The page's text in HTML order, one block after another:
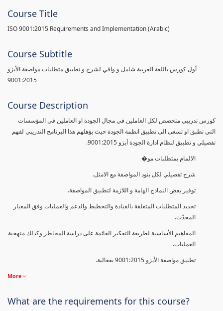
Course Title
ISO 9001:2015 Requirements and Implementation (Arabic)
Course Subtitle
أول كورس باللغة العربية شامل و وافي لشرح و تطبيق متطلبات مواصفة الأيزو
9001:2015
Course Description
كورس تدريبي متخصص لكل العاملين في مجال الجودة او العاملين في المؤسسات
التي تطبق او تسعى الى تطبيق انظمة الجودة حيث يؤهلهم هذا البرنامج التدريبي لفهم
تفصيلي و تطبيق لنظام ادارة الجودة أيزو 9001:2015.
الالمام بمتطلبات مو�
شرح تفصيلي لكل بنود المواصفة مع الامثل.
توفير بعض النماذج الهامة و اللازمة لتطبيق المواصفة.
تحديد المتطلبات المتعلقة بالقيادة والتخطيط والدعم والعمليات وفق المعيار
المحدّث.
المفاهيم الأساسية لطريقة التفكير القائمة على دراسة المخاطر وكذلك منهجية
العمليات.
تطبيق مواصفة الأيزو 9001:2015 بفعالية.
More
What are the requirements for this course?